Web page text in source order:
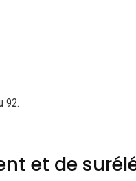
92.
et de